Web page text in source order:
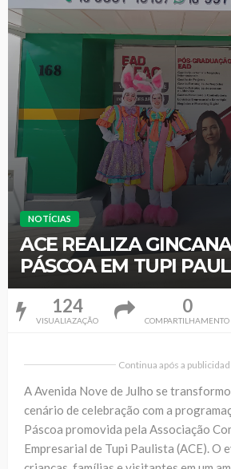
NOTÍCIAS
ACE REALIZA
PÁSCOA EM TUPI
124
VISUALIAZAÇÃO
0
COMPARTILHAMENTO
Continua após a
A Avenida Nove de Julho se
cenário de celebração com a
Páscoa promovida pela Associação
Empresarial de Tupi Paulista (ACE). O